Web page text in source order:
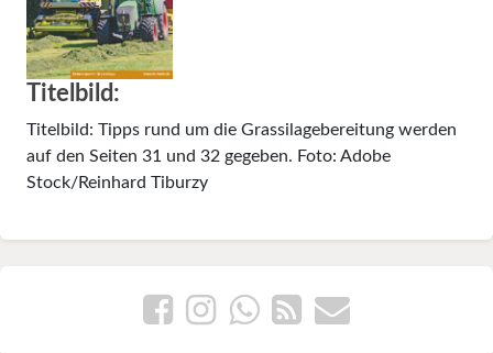
Titelbild:
Titelbild: Tipps rund um die Grassilagebereitung werden
auf den Seiten 31 und 32 gegeben. Foto: Adobe
Stock/Reinhard Tiburzy